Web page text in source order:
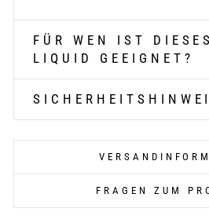
FÜR WEN IST
LIQUID GEEIGNET?
FRAGEN ZUM